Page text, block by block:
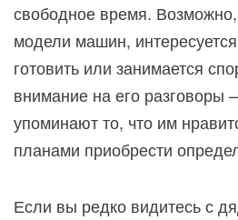
свободное время.
модели машин,
готовить или занимается
внимание на его разговоры
упоминают то, что им
планами приобрести
Если вы редко видитесь с